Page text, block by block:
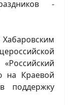
-
Хабаровским
на Краевой
поддержку